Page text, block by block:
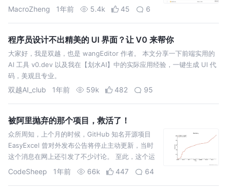
功能。
MacroZheng 1年前 5.4k 45 6
程序员设计不出精美的 UI 界面？让 V0 来帮你
大家好，我是双越，也是 wangEditor 作者。 本文分享一下前端实用的
AI 工具 v0.dev 以及我在【划水AI】中的实际应用经验，一键生成 UI 代
码，美观且专业。
双越AI_club 1年前 59k 482 95
被阿里抛弃的那个项目，救活了！
众所周知，上个月的时候，GitHub 知名开源项目
EasyExcel 曾对外发布公告将停止主动更新，当时
这个消息在网上还引发了不少讨论。 至此，这个运
营了 6 年，在 GitHub 上累计收获 32
CodeSheep 1年前 66k 447 64